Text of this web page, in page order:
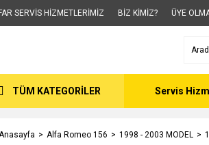
SERVİS HİZMETLERİMİZ BİZ KİMİZ? ÜYE
TÜM KATEGORİLER Servis
Alfa Romeo 156 1998 - 2003 MODEL